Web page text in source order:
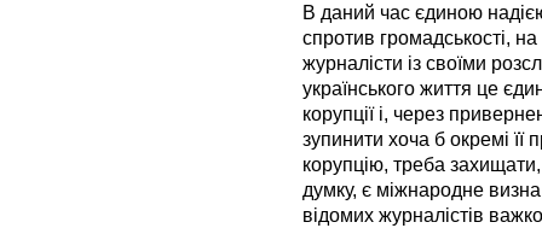
В даний час єдиною
спротив громадськості,
журналісти із своїми
українського життя це
корупції і, через
зупинити хоча б окремі її
корупцію, треба
думку, є міжнародне
відомих журналістів